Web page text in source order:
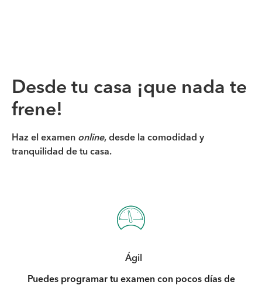
Desde tu casa ¡que nada te
frene!
Haz el examen online, desde la comodidad y
tranquilidad de tu casa.
Ágil
Puedes programar tu examen con pocos días de